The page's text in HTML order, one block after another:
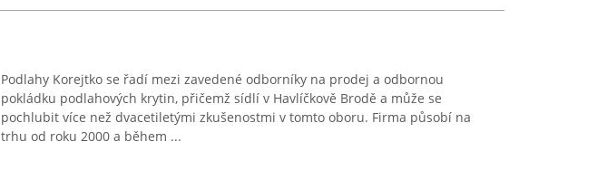
Podlahy Korejtko se řadí mezi zavedené odborníky na prodej a odbornou
pokládku podlahových krytin, přičemž sídlí v Havlíčkově Brodě a může se
pochlubit více než dvacetiletými zkušenostmi v tomto oboru. Firma působí na
trhu od roku 2000 a během ...